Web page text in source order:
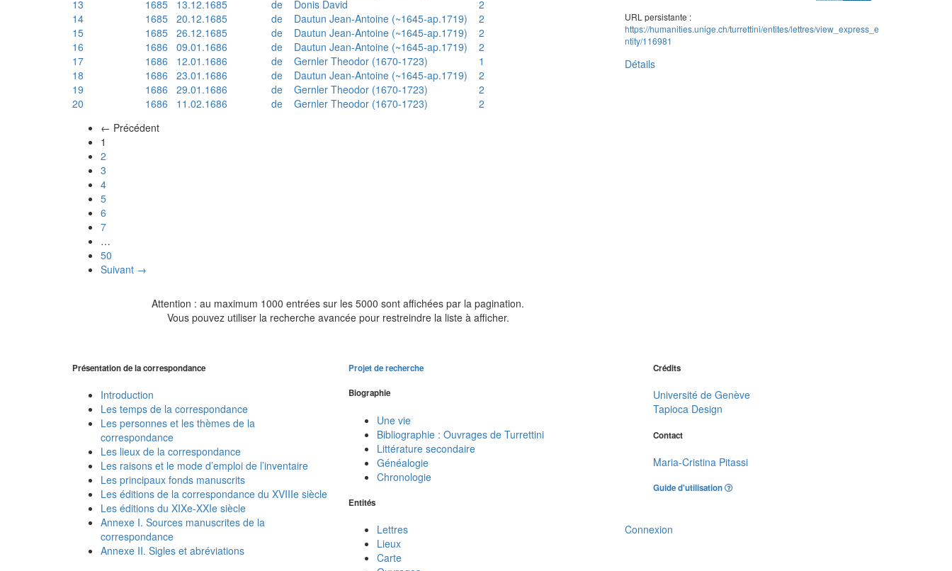
13
1685 13.12.1685 de Donis David
2
14
1685 20.12.1685 de Dautun Jean-Antoine (~1645-ap.1719)
2
15
1685 26.12.1685 de Dautun Jean-Antoine (~1645-ap.1719)
2
16
1686 09.01.1686 de Dautun Jean-Antoine (~1645-ap.1719)
2
17
1686 12.01.1686 de Gernler Theodor (1670-1723)
1
18
1686 23.01.1686 de Dautun Jean-Antoine (~1645-ap.1719)
2
19
1686 29.01.1686 de Gernler Theodor (1670-1723)
2
20
1686 11.02.1686 de Gernler Theodor (1670-1723)
2
← Précédent
1
2
3
4
5
6
7
…
50
Suivant →
Attention : au maximum 1000 entrées sur les 5000 sont affichées par la pagination.
Vous pouvez utiliser la recherche avancée pour restreindre la liste à afficher.
URL persistante :
https://humanities.unige.ch/turrettini/entites/lettres/view_express_e
ntity/116981
Détails
Présentation de la correspondance
Introduction
Les temps de la correspondance
Les personnes et les thèmes de la
correspondance
Les lieux de la correspondance
Les raisons et le mode d’emploi de l’inventaire
Les principaux fonds manuscrits
Les éditions de la correspondance du XVIIIe siècle
Les éditions du XIXe-XXIe siècle
Annexe I. Sources manuscrites de la
correspondance
Annexe II. Sigles et abréviations
Projet de recherche
Biographie
Une vie
Bibliographie : Ouvrages de Turrettini
Littérature secondaire
Généalogie
Chronologie
Entités
Lettres
Lieux
Carte
Crédits
Université de Genève
Tapioca Design
Contact
Maria-Cristina Pitassi
Guide d'utilisation
Connexion